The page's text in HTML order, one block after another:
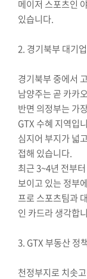
공
개
사
트
정
보
메이저 스포츠인
있습니다.
2. 경기북부 대기
경기북부 중에서
남양주는 곧 카카
반면 의정부는 가
GTX 수혜 지역입
심지어 부지가 넓
접해 있습니다.
최근 3~4년 전부
보이고 있는 정부
프로 스포츠팀과
인 카드라 생각합
3. GTX 부동산 정
천정부지로 치솟